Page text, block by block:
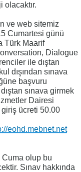
olacaktır.
ve web sitemiz
Cumartesi günü
Türk Maarif
Dialogue
ile dıştan
dışından sınava
başvuru
sınava girmek
Dairesi
ücreti 50.00
eohd.mebnet.net
Cuma olup bu
Sınav hakkında